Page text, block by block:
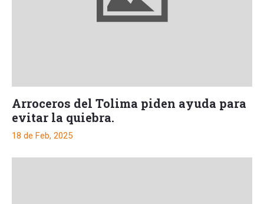
Arroceros del Tolima piden ayuda para
evitar la quiebra.
18 de Feb, 2025